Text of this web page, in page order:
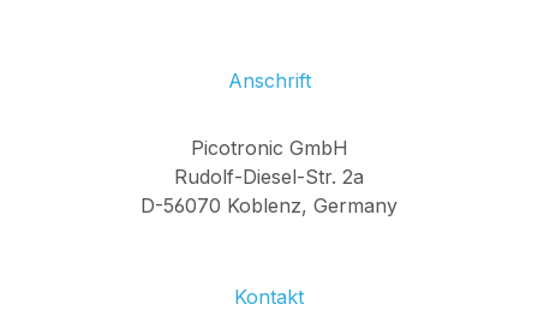
Anschrift
Picotronic GmbH
Rudolf-Diesel-Str. 2a
D-56070 Koblenz, Germany
Kontakt